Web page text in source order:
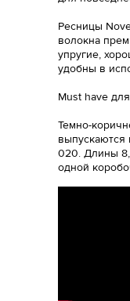
Ресницы
волокна
упругие,
удобны в
Must have
Темно-
выпускаются
020. Длины 8,
одной